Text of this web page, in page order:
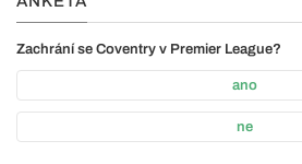
Zachrání se Coventry v Premier League?
ano
ne